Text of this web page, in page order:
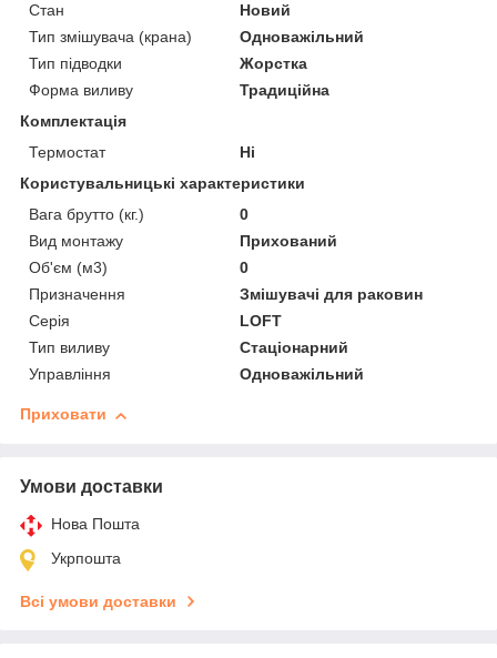
Стан
Новий
Тип змішувача (крана)
Одноважільний
Тип підводки
Жорстка
Форма виливу
Традиційна
Комплектація
Термостат
Ні
Користувальницькі характеристики
Вага брутто (кг.)
0
Вид монтажу
Прихований
Об'єм (м3)
0
Призначення
Змішувачі для раковин
Серія
LOFT
Тип виливу
Стаціонарний
Управління
Одноважільний
Приховати
Умови доставки
Нова Пошта
Укрпошта
Всі умови доставки